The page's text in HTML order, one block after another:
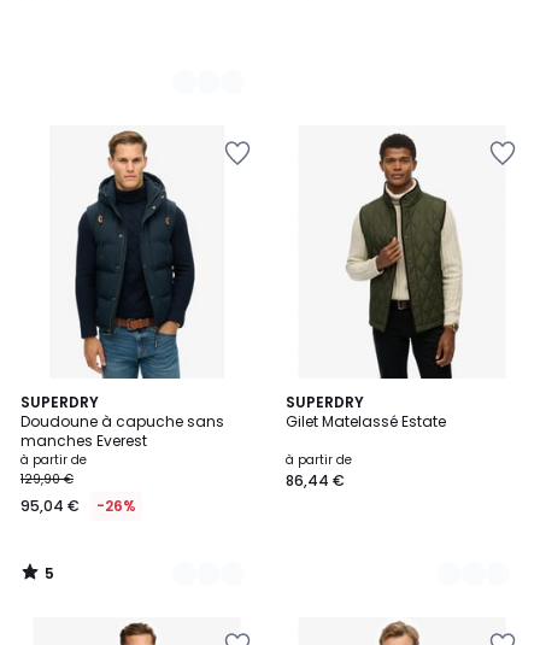
SUPERDRY
Doudoune à capuche sans
manches Everest
à partir de
129,90 €
95,04 € -26%
5
/
5
2
Couleurs
5
/
SUPERDRY
Gilet Matelassé Estate
à partir de
86,44 €
2
Couleurs